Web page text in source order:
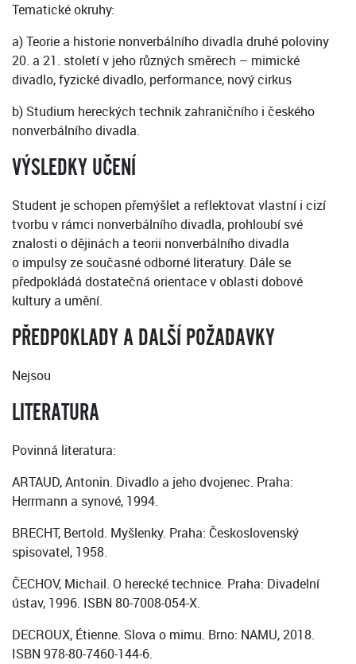
Tematické okruhy:
a) Teorie a historie nonverbálního divadla druhé poloviny
20. a 21. století v jeho různých směrech – mimické
divadlo, fyzické divadlo, performance, nový cirkus
b) Studium hereckých technik zahraničního i českého
nonverbálního divadla.
VÝSLEDKY UČENÍ
Student je schopen přemýšlet a reflektovat vlastní i cizí
tvorbu v rámci nonverbálního divadla, prohloubí své
znalosti o dějinách a teorii nonverbálního divadla
o impulsy ze současné odborné literatury. Dále se
předpokládá dostatečná orientace v oblasti dobové
kultury a umění.
PŘEDPOKLADY A DALŠÍ POŽADAVKY
Nejsou
LITERATURA
Povinná literatura:
ARTAUD, Antonin. Divadlo a jeho dvojenec. Praha:
Herrmann a synové, 1994.
BRECHT, Bertold. Myšlenky. Praha: Československý
spisovatel, 1958.
ČECHOV, Michail. O herecké technice. Praha: Divadelní
ústav, 1996. ISBN 80-7008-054-X.
DECROUX, Étienne. Slova o mimu. Brno: NAMU, 2018.
ISBN 978-80-7460-144-6.